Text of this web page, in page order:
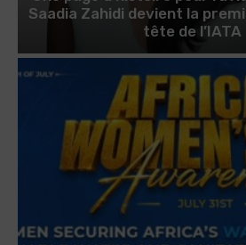
Saadia Zahidi devient la
tête de l’IATA